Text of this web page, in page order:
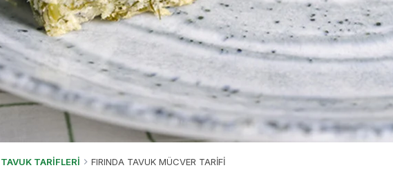
TAVUK TARİFLERİ FIRINDA TAVUK MÜCVER TARİFİ